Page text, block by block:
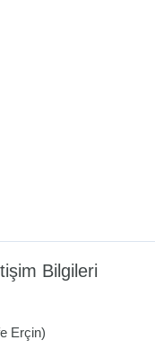
Bilgileri
Erçin)